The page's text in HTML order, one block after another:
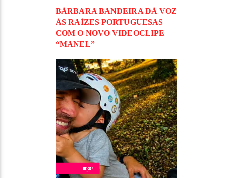
BÁRBARA BANDEIRA DÁ VOZ
ÀS RAÍZES PORTUGUESAS
COM O NOVO VIDEOCLIPE
“MANEL”